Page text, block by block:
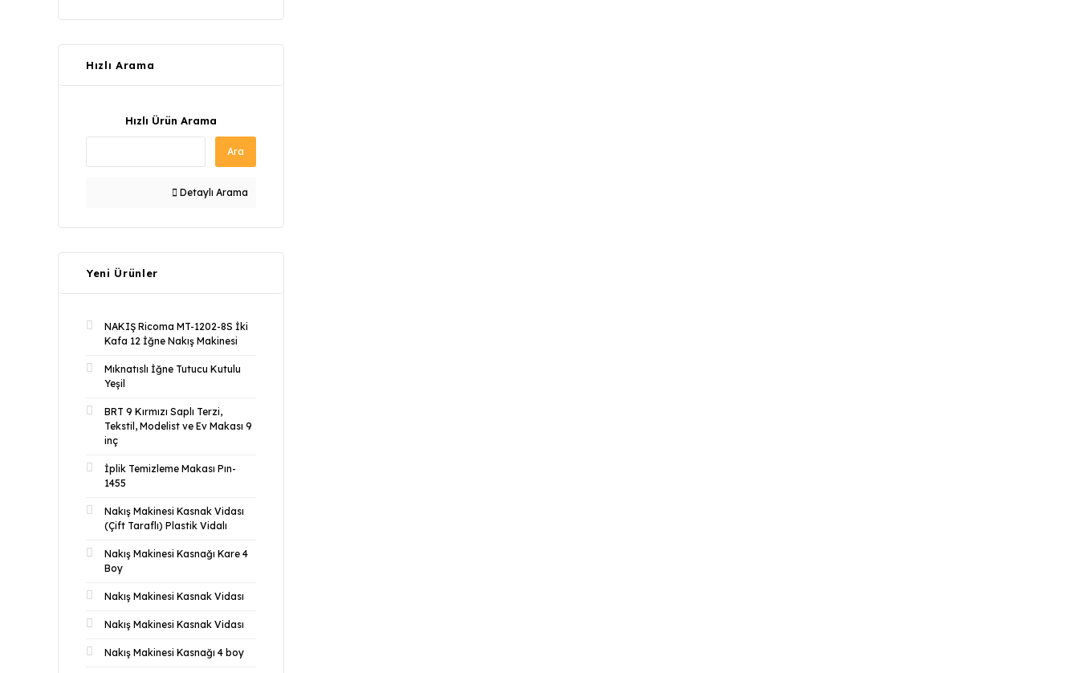
Hızlı Arama
Hızlı Ürün Arama
Ara
Detaylı Arama
Yeni Ürünler
NAKIŞ Ricoma MT-1202-8S İki
Kafa 12 İğne Nakış Makinesi
Mıknatıslı İğne Tutucu Kutulu
Yeşil
BRT 9 Kırmızı Saplı Terzi,
Tekstil, Modelist ve Ev Makası 9
inç
İplik Temizleme Makası Pın-
1455
Nakış Makinesi Kasnak Vidası
(Çift Taraflı) Plastik Vidalı
Nakış Makinesi Kasnağı Kare 4
Boy
Nakış Makinesi Kasnak Vidası
Nakış Makinesi Kasnak Vidası
Nakış Makinesi Kasnağı 4 boy